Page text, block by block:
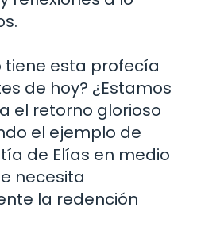
tiene esta profecía
de hoy? ¿Estamos
el retorno glorioso
el ejemplo de
de Elías en medio
necesita
la redención